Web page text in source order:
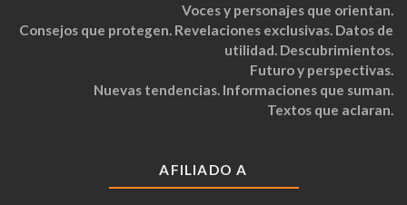
Voces y personajes que orientan.
Consejos que protegen. Revelaciones exclusivas. Datos de
utilidad. Descubrimientos.
Futuro y perspectivas.
Nuevas tendencias. Informaciones que suman.
Textos que aclaran.
AFILIADO A